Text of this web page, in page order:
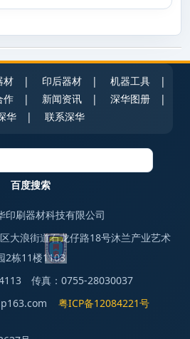
材 | 印后器材 | 机器工具
|
作 | 新闻资讯 | 深华图册
|
华
| 联系深华
印刷器材科技有限公司
大浪街道石龙仔路18号沐兰产业艺术
2栋11楼1103
传真：0755-28030037
粤ICP备12084221号